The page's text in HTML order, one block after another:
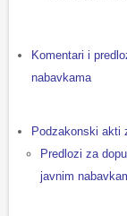
Komentari i
nabavkama
Podzakonski akti
Predlozi za
javnim